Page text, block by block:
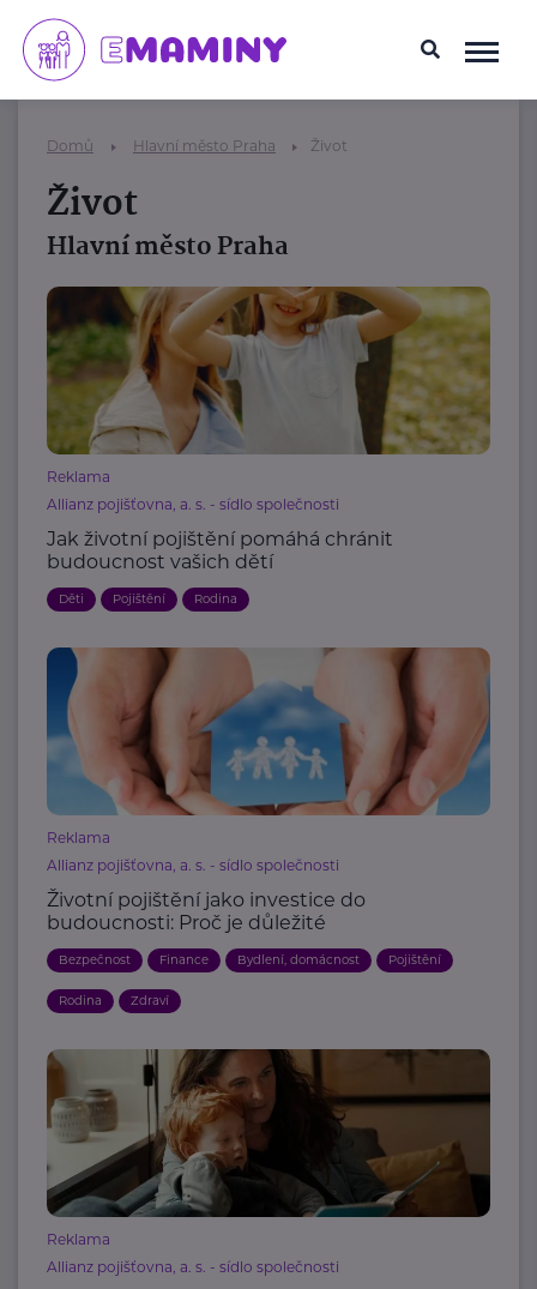
Domů Hlavní město Praha Život
Život
Hlavní město Praha
Reklama
Allianz pojišťovna, a. s. - sídlo společnosti
Jak životní pojištění pomáhá chránit
budoucnost vašich dětí
Děti Pojištění Rodina
Reklama
Allianz pojišťovna, a. s. - sídlo společnosti
Životní pojištění jako investice do
budoucnosti: Proč je důležité
Bezpečnost Finance Bydlení, domácnost Pojištění
Rodina Zdraví
Reklama
Allianz pojišťovna, a. s. - sídlo společnosti